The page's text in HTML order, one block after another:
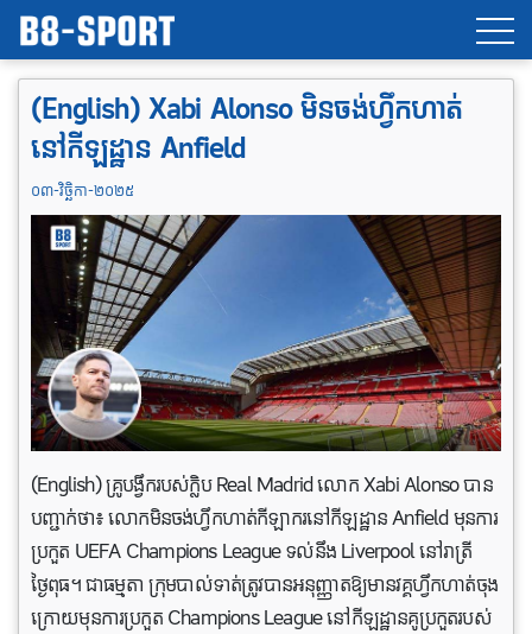
(English) Xabi Alonso មិនចង់ហ្វឹកហាត់
នៅកីឡដ្ឋាន Anfield
០៣-វិច្ឆិកា-២០២៥
(English) គ្រូបង្វឹករបស់ក្លិប Real Madrid លោក Xabi Alonso បាន
បញ្ជាក់ថា៖ លោកមិនចង់ហ្វឹកហាត់កីឡាករនៅកីឡដ្ឋាន Anfield មុនការ
ប្រកួត UEFA Champions League ទល់នឹង Liverpool នៅរាត្រី
ថ្ងៃពុធ។ ជាធម្មតា ក្រុមបាល់ទាត់ត្រូវបានអនុញ្ញាតឱ្យមានវគ្គហ្វឹកហាត់ចុង
ក្រោយមុនការប្រកួត Champions League នៅកីឡដ្ឋានគូប្រកួតរបស់